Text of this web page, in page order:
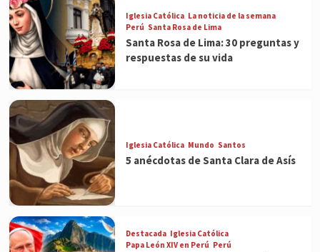
Iglesia Católica La noticia de la semana
Perú Santa Rosa de Lima
Santa Rosa de Lima: 30 preguntas y
respuestas de su vida
Iglesia Católica Mundo Santos
5 anécdotas de Santa Clara de Asís
Destacada Iglesia Católica
Papa León XIV en Perú Perú